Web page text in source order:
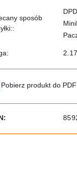
sposób
Pobierz produkt do PDF